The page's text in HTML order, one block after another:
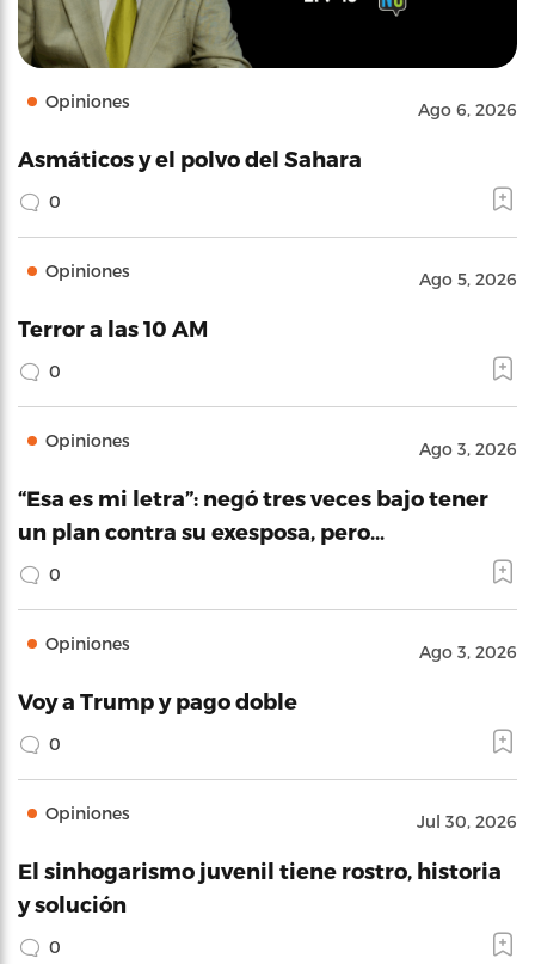
Opiniones Ago 6, 2026
Asmáticos y el polvo del Sahara
0
Opiniones Ago 5, 2026
Terror a las 10 AM
0
Opiniones Ago 3, 2026
“Esa es mi letra”: negó tres veces bajo tener
un plan contra su exesposa, pero…
0
Opiniones Ago 3, 2026
Voy a Trump y pago doble
0
Opiniones Jul 30, 2026
El sinhogarismo juvenil tiene rostro, historia
y solución
0